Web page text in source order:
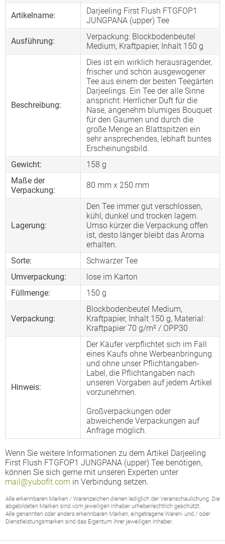
Artikelname:
Darjeeling First Flush FTGFOP1
JUNGPANA (upper) Tee
Ausführung:
Verpackung: Blockbodenbeutel
Medium, Kraftpapier, Inhalt 150 g
Beschreibung:
Dies ist ein wirklich herausragender,
frischer und schön ausgewogener
Tee aus einem der besten Teegärten
Darjeelings. Ein Tee der alle Sinne
anspricht: Herrlicher Duft für die
Nase, angenehm blumiges Bouquet
für den Gaumen und durch die
große Menge an Blattspitzen ein
sehr ansprechendes, lebhaft buntes
Erscheinungsbild.
Gewicht:
158 g
Maße der
Verpackung:
80 mm x 250 mm
Lagerung:
Den Tee immer gut verschlossen,
kühl, dunkel und trocken lagern.
Umso kürzer die Verpackung offen
ist, desto länger bleibt das Aroma
erhalten.
Sorte:
Schwarzer Tee
Umverpackung:
lose im Karton
Füllmenge:
150 g
Verpackung:
Blockbodenbeutel Medium,
Kraftpapier, Inhalt 150 g, Material:
Kraftpapier 70 g/m² / OPP30
Hinweis:
Der Käufer verpflichtet sich im Fall
eines Kaufs ohne Werbeanbringung
und ohne unser Pflichtangaben-
Label, die Pflichtangaben nach
unseren Vorgaben auf jedem Artikel
vorzunehmen.
Großverpackungen oder
abweichende Verpackungen auf
Anfrage möglich.
Wenn Sie weitere Informationen zu dem Artikel Darjeeling
First Flush FTGFOP1 JUNGPANA (upper) Tee benötigen,
können Sie sich gerne mit unseren Experten unter
mail@yubofit.com in Verbindung setzen.